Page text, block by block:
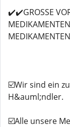
✔️✔️GROSSE
☑️Wir sind ein
H&auml;ndler.
☑️Alle unsere